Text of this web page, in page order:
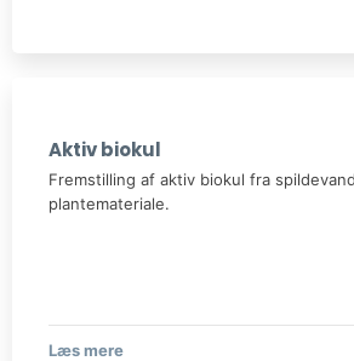
​Aktiv biokul
​Fremstilling af aktiv biokul fra
plantemateriale.
Læs mere​